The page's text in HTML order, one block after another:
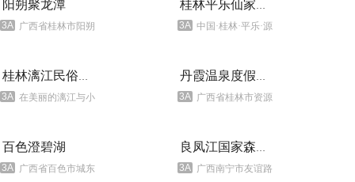
阳朔聚龙潭
3A 广西省桂林市阳朔县城南六公里
桂林平乐仙家温泉景区
3A 中国·桂林·平乐·源头镇·仙家村
桂林漓江民俗风情园
3A 在美丽的漓江与小东江汇合处
丹霞温泉度假景区
3A 广西省桂林市资源县中峰乡车田湾村
百色澄碧湖
3A 广西省百色市城东北七里处
良凤江国家森林公园
3A 广西南宁市友谊路78号